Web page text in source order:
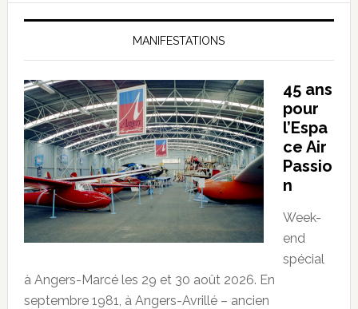
MANIFESTATIONS
45 ans
pour
l’Espa
ce Air
Passio
n
Week-
end
spécial
à Angers-Marcé les 29 et 30 août 2026. En
septembre 1981, à Angers-Avrillé – ancien